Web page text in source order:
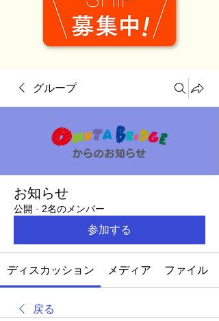
グループ
お知らせ
公開 · 2名のメンバー
参加する
ディスカッション メディア ファイル
戻る